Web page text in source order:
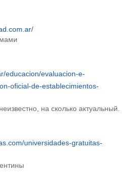
educacion/evaluacion-e-
oficial-de-establecimientos-
на сколько актуальный.
universidades-gratuitas-